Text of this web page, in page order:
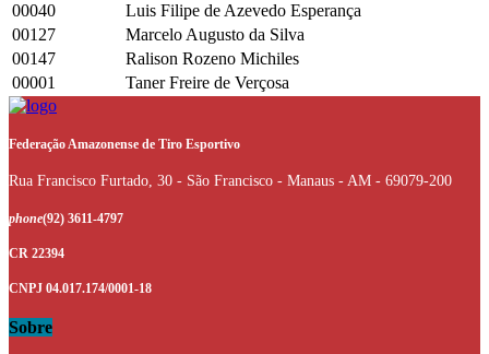
00040
Luis Filipe de Azevedo Esperança
00127
Marcelo Augusto da Silva
00147
Ralison Rozeno Michiles
00001
Taner Freire de Verçosa
Federação Amazonense de Tiro Esportivo
Rua Francisco Furtado, 30 - São Francisco - Manaus - AM - 69079-200
phone(92) 3611-4797
CR 22394
CNPJ 04.017.174/0001-18
Sobre